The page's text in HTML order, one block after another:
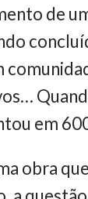
de
em
obra